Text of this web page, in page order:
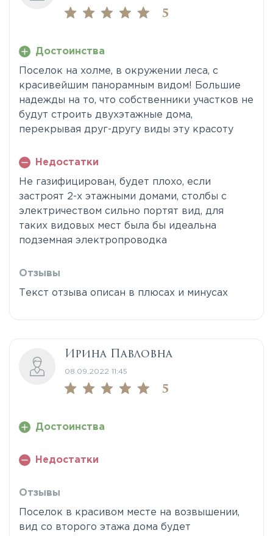
5
Достоинства
Поселок на холме, в окружении леса, с
красивейшим панорамным видом! Большие
надежды на то, что собственники участков не
будут строить двухэтажные дома,
перекрывая друг-другу виды эту красоту
Недостатки
Не газифицирован, будет плохо, если
застроят 2-х этажными домами, столбы с
электричеством сильно портят вид, для
таких видовых мест была бы идеальна
подземная электропроводка
Отзывы
Текст отзыва описан в плюсах и минусах
Ирина Павловна
08.09.2022 11:45
5
Достоинства
Недостатки
Отзывы
Поселок в красивом месте на возвышении,
вид со второго этажа дома будет